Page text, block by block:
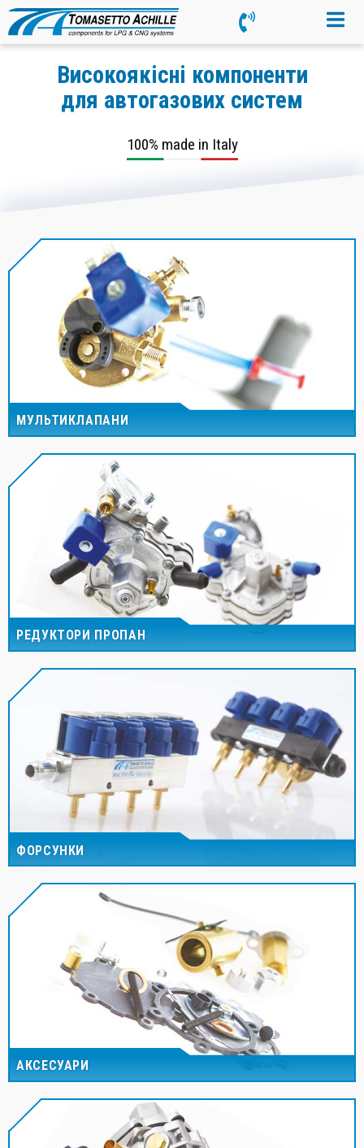
Високоякісні компоненти
для автогазових систем
100% made in Italy
МУЛЬТИКЛАПАНИ
РЕДУКТОРИ ПРОПАН
ФОРСУНКИ
АКСЕСУАРИ